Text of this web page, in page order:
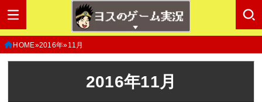
HOME 2016年 11月
2016年11月